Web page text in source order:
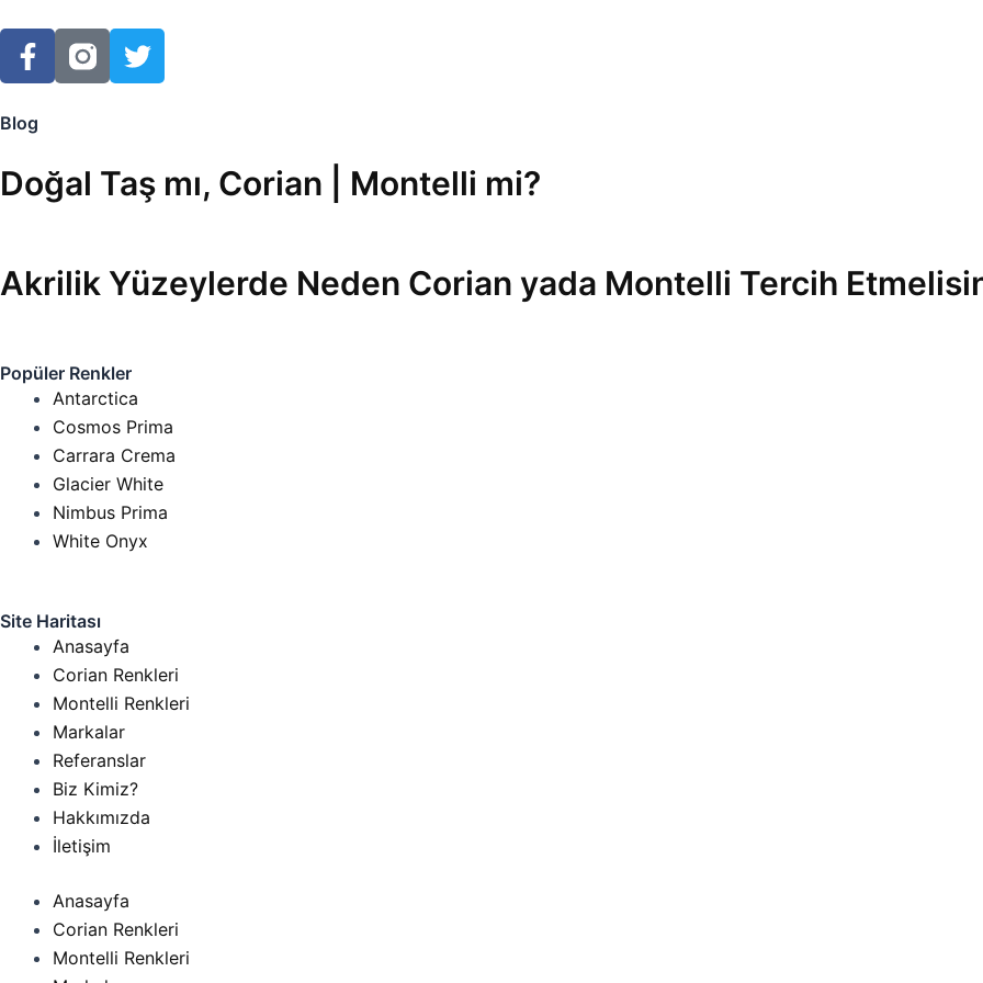
F
a
e
o
o
f
T
w
e
r
Blog
Doğal Taş mı, Corian | Montelli mi?
Akrilik Yüzeylerde Neden Corian yada Montelli Tercih
Popüler Renkler
Antarctica
Cosmos Prima
Carrara Crema
Glacier White
Nimbus Prima
White Onyx
Site Haritası
Anasayfa
Corian Renkleri
Montelli Renkleri
Markalar
Referanslar
Biz Kimiz?
Hakkımızda
İletişim
Anasayfa
Corian Renkleri
Montelli Renkleri